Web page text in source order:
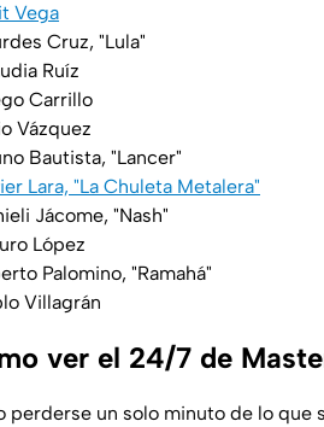
Vega
Cruz, "Lula"
Ruíz
Carrillo
Vázquez
Bautista, "Lancer"
Lara, "La Chuleta Metalera"
Jácome, "Nash"
López
Palomino, "Ramahá"
Villagrán
ver el 24/7 de
perderse un solo minuto de lo que